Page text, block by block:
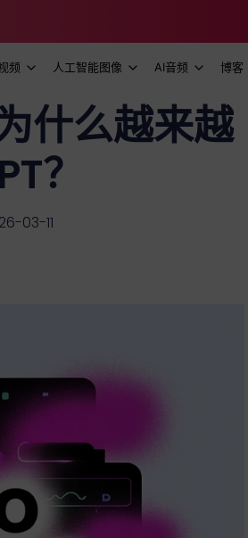
频 人工智能图像 AI音频 博客
什么越来越
？
03-11